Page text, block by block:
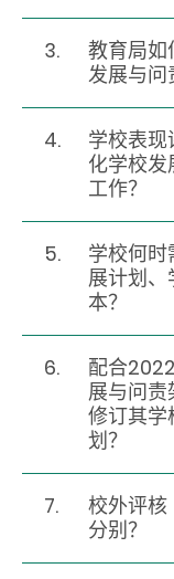
3.
教育局如
发展与问
4.
学校表
化学校
工作？
5.
学校何
展计划
本？
6.
配合
展与问
修订其学
划？
7.
校外评核
分别？